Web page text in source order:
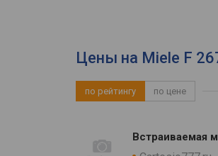
Цены на Miele F
по рейтингу по цене
Встраиваемая